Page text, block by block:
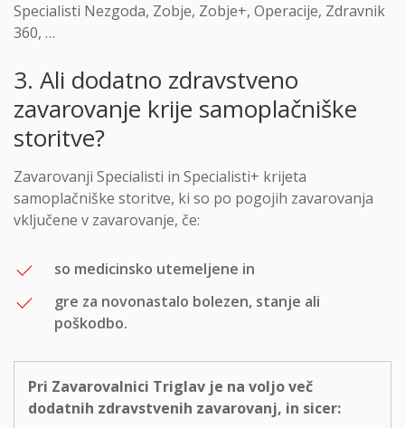
Specialisti Nezgoda, Zobje, Zobje+, Operacije, Zdravnik
360, …
3. Ali dodatno zdravstveno
zavarovanje krije samoplačniške
storitve?
Zavarovanji Specialisti in Specialisti+ krijeta
samoplačniške storitve, ki so po pogojih zavarovanja
vključene v zavarovanje, če:
so medicinsko utemeljene in
gre za novonastalo bolezen, stanje ali
poškodbo.
Pri Zavarovalnici Triglav je na voljo več
dodatnih zdravstvenih zavarovanj, in sicer: